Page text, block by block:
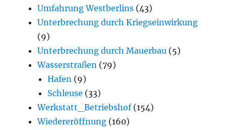
Umfahrung Westberlins (43)
Unterbrechung durch Kriegseinwirkung
(9)
Unterbrechung durch Mauerbau (5)
Wasserstraßen (79)
Hafen (9)
Schleuse (33)
Werkstatt_Betriebshof(154)
Wiedereröffnung (160)